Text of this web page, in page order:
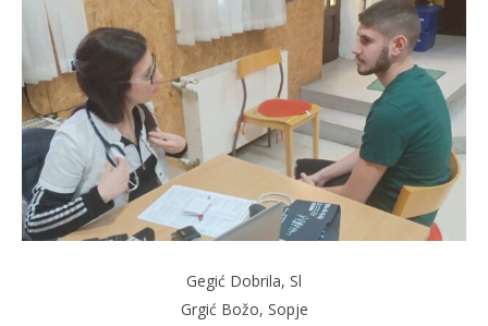
Gegić Dobrila, Sl
Grgić Božo, Sopje